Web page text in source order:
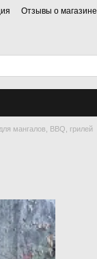
Отзывы о магазине
мангалов, BBQ, грилей